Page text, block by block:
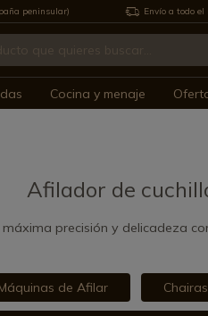
peninsular) Envío a todo el
Cocina y menaje
Afilador de
precisión y delicadeza
de Afilar Chairas